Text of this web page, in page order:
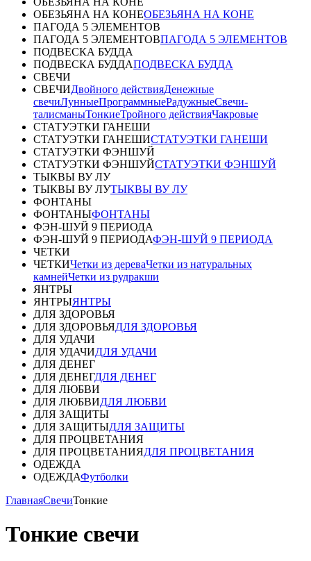
ОБЕЗЬЯНА НА КОНЕОБЕЗЬЯНА НА КОНЕ
ПАГОДА 5 ЭЛЕМЕНТОВ
ПАГОДА 5 ЭЛЕМЕНТОВПАГОДА 5 ЭЛЕМЕНТОВ
ПОДВЕСКА БУДДА
ПОДВЕСКА БУДДАПОДВЕСКА БУДДА
СВЕЧИ
СВЕЧИДвойного действияДенежные
свечиЛунныеПрограммныеРадужныеСвечи-
талисманыТонкиеТройного действияЧакровые
СТАТУЭТКИ ГАНЕШИ
СТАТУЭТКИ ГАНЕШИСТАТУЭТКИ ГАНЕШИ
СТАТУЭТКИ ФЭНШУЙ
СТАТУЭТКИ ФЭНШУЙСТАТУЭТКИ ФЭНШУЙ
ТЫКВЫ ВУ ЛУ
ТЫКВЫ ВУ ЛУТЫКВЫ ВУ ЛУ
ФОНТАНЫ
ФОНТАНЫФОНТАНЫ
ФЭН-ШУЙ 9 ПЕРИОДА
ФЭН-ШУЙ 9 ПЕРИОДАФЭН-ШУЙ 9 ПЕРИОДА
ЧЕТКИ
ЧЕТКИЧетки из дереваЧетки из натуральных
камнейЧетки из рудракши
ЯНТРЫ
ЯНТРЫЯНТРЫ
ДЛЯ ЗДОРОВЬЯ
ДЛЯ ЗДОРОВЬЯДЛЯ ЗДОРОВЬЯ
ДЛЯ УДАЧИ
ДЛЯ УДАЧИДЛЯ УДАЧИ
ДЛЯ ДЕНЕГ
ДЛЯ ДЕНЕГДЛЯ ДЕНЕГ
ДЛЯ ЛЮБВИ
ДЛЯ ЛЮБВИДЛЯ ЛЮБВИ
ДЛЯ ЗАЩИТЫ
ДЛЯ ЗАЩИТЫДЛЯ ЗАЩИТЫ
ДЛЯ ПРОЦВЕТАНИЯ
ДЛЯ ПРОЦВЕТАНИЯДЛЯ ПРОЦВЕТАНИЯ
ОДЕЖДА
ОДЕЖДАФутболки
ГлавнаяСвечиТонкие
Тонкие свечи